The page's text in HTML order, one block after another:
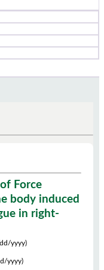
Force
body induced
in right-
yyyy)
yyyy)